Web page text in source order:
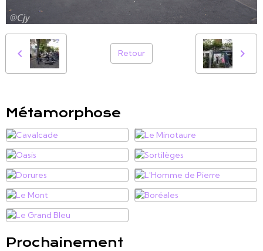
Retour
Métamorphose
Prochainement